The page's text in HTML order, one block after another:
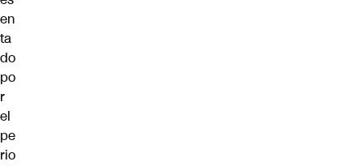
en
ta
do
po
r
el
pe
rio